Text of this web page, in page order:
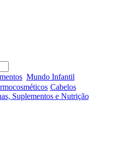
Mundo Infantil
Cabelos
Suplementos e Nutrição